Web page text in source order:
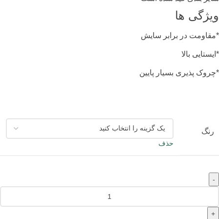
ویژگی ها
*مقاومت در برابر سایش
*ایستایی بالا
*چروک پذیری بسیار پایین
رنگ
حذف